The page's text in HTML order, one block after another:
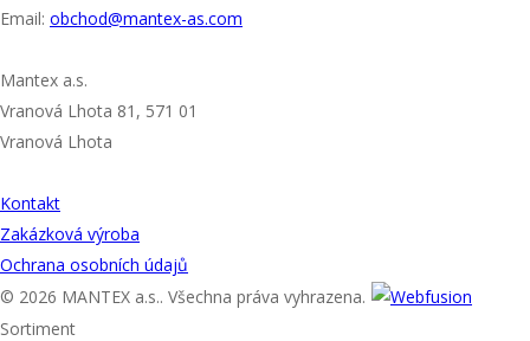
Email: obchod@mantex-as.com
Mantex a.s.
Vranová Lhota 81, 571 01
Vranová Lhota
Kontakt
Zakázková výroba
Ochrana osobních údajů
© 2026 MANTEX a.s.. Všechna práva vyhrazena.
Sortiment